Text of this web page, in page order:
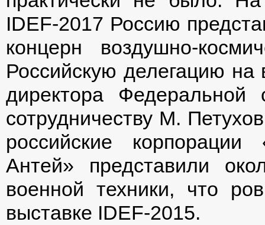
IDEF-2017 Россию
концерн воздушно-
Российскую делегацию на
директора Федеральной
сотрудничеству М.
российские
Антей» представили
военной техники, что
выставке IDEF-2015.